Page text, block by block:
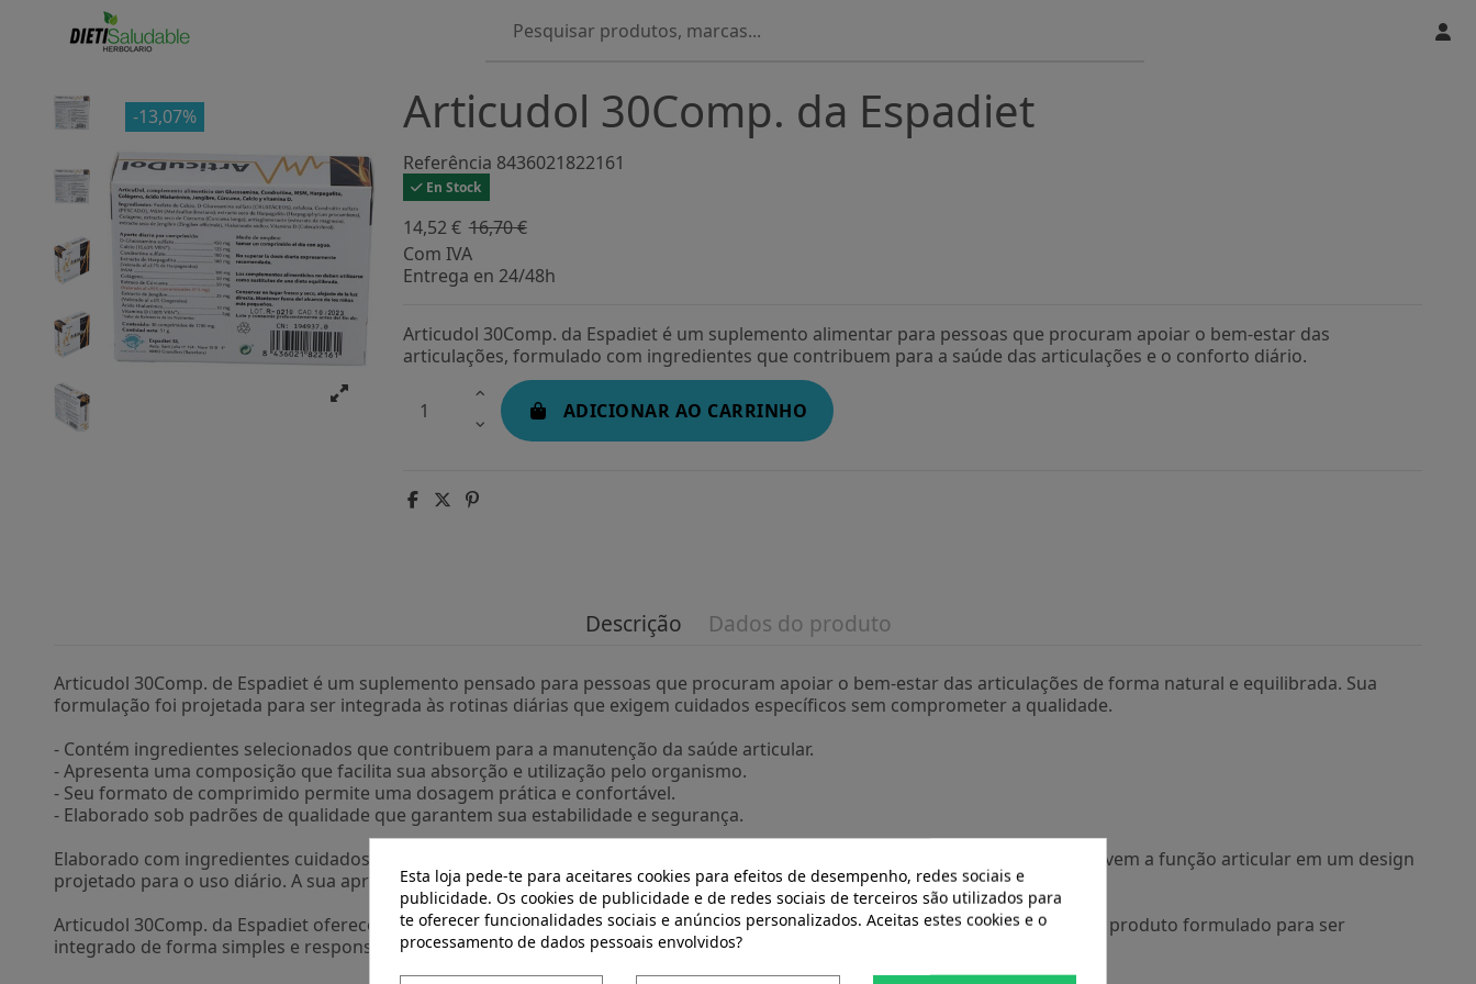
-13,07% Articudol 30Comp. da Espadiet
Referência 8436021822161
En Stock
14,52 € 16,70 €
Com IVA
Entrega en 24/48h
Articudol 30Comp. da Espadiet é um suplemento alimentar para pessoas que procuram apoiar o bem-estar das
articulações, formulado com ingredientes que contribuem para a saúde das articulações e o conforto diário.
ADICIONAR AO CARRINHO
Descrição Dados do produto
Articudol 30Comp. de Espadiet é um suplemento pensado para pessoas que procuram apoiar o bem-estar das articulações de forma natural e equilibrada. Sua
formulação foi projetada para ser integrada às rotinas diárias que exigem cuidados específicos sem comprometer a qualidade.
- Contém ingredientes selecionados que contribuem para a manutenção da saúde articular.
- Apresenta uma composição que facilita sua absorção e utilização pelo organismo.
- Seu formato de comprimido permite uma dosagem prática e confortável.
- Elaborado sob padrões de qualidade que garantem sua estabilidade e segurança.
Elaborado com ingredientes cuidadosamente selecionados, Articudol 30Comp. da Espadiet combina componentes que promovem a função articular em um design
projetado para o uso diário. A sua apresentação em comprimidos facilita a incorporação em diferentes estilos de vida.
Articudol 30Comp. da Espadiet oferece uma alternativa para quem procura complementar o cuidado das articulações com um produto formulado para ser
integrado de forma simples e responsável na sua rotina diária.
Esta loja pede-te para aceitares cookies para efeitos de desempenho, redes sociais e
publicidade. Os cookies de publicidade e de redes sociais de terceiros são utilizados para
te oferecer funcionalidades sociais e anúncios personalizados. Aceitas estes cookies e o
processamento de dados pessoais envolvidos?